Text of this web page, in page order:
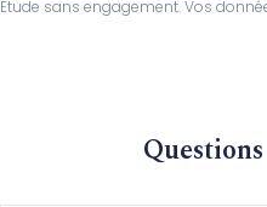
Étude sans engagement. Vos